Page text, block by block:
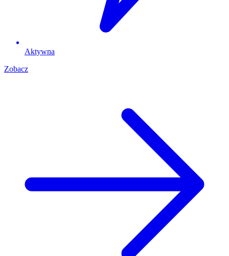
Aktywna
Zobacz